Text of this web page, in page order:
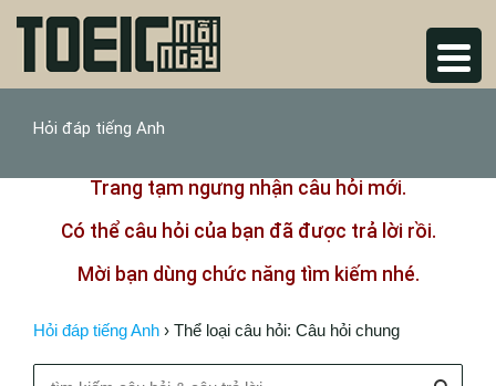
Hỏi đáp tiếng Anh
Trang tạm ngưng nhận câu hỏi mới.
Có thể câu hỏi của bạn đã được trả lời rồi.
Mời bạn dùng chức năng tìm kiếm nhé.
Hỏi đáp tiếng Anh › Thể loại câu hỏi: Câu hỏi chung